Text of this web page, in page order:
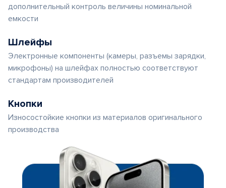
дополнительный контроль величины номинальной
емкости
Шлейфы
Электронные компоненты (камеры, разъемы зарядки,
микрофоны) на шлейфах полностью соответствуют
стандартам производителей
Кнопки
Износостойкие кнопки из материалов оригинального
производства